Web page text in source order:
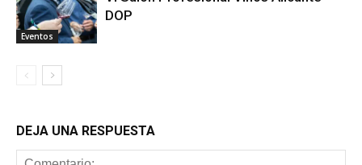
Eventos
DOP
DEJA UNA RESPUESTA